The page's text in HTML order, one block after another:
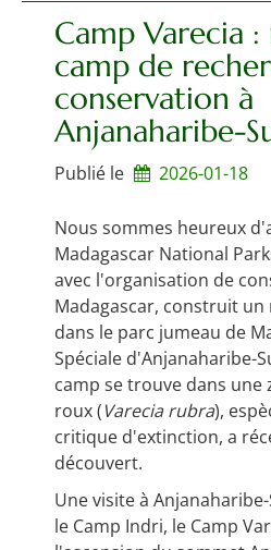
Camp Varecia
camp de
conservation à
Anjanaharibe-
Publié le 2026-01-18
Nous sommes heureux
Madagascar National
avec l'organisation de
Madagascar, construit un
dans le parc jumeau de
Spéciale d'Anjanaharibe-
camp se trouve dans une
roux (Varecia rubra),
critique d'extinction, a
découvert.
Une visite à
le Camp Indri, le Camp